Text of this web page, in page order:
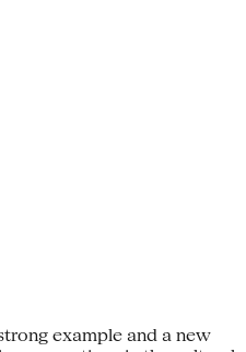
example and a new